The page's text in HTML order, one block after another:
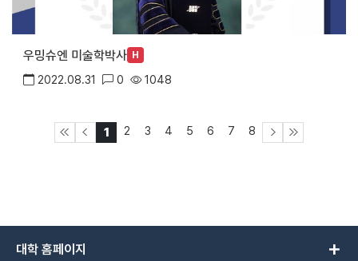
우밍슈엔 미술학박사 H
2022.08.31 0 1048
1 2 3 4 5 6 7 8
대학 홈페이지 add